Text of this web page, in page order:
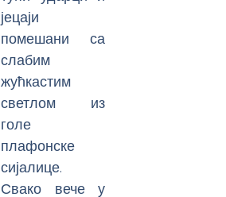
јецаји
помешани са
слабим
жућкастим
светлом из
голе
плафонске
сијалице.
Свако вече у